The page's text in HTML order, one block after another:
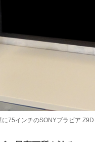
75インチのSONYブラビア